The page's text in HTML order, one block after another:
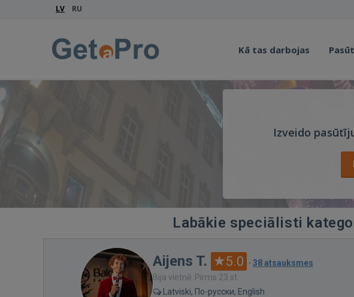
LV RU
Kā tas darbojas
Izveido
Labākie speciālisti
Aijens T. 5.0 · 38 atsauksmes
Bija vietnē: Pirms 23 st.
Latviski, По-русски, English